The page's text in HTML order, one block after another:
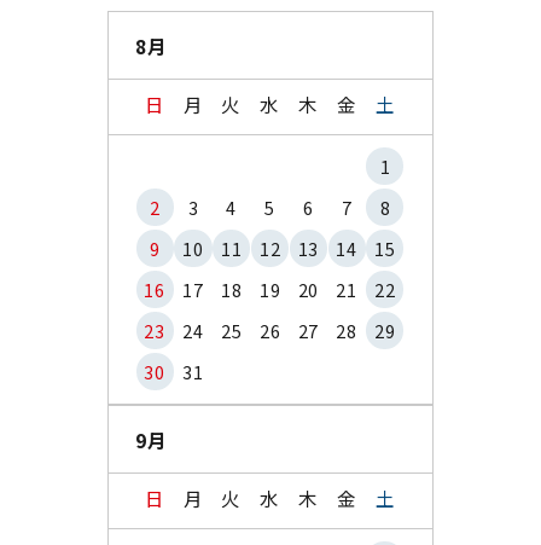
8月
日 月 火 水 木 金 土
1
2
3 4 5 6 7
8
9
10 11 12 13 14
15
16
17 18 19 20 21
22
23
24 25 26 27 28
29
30
31
9月
日 月 火 水 木 金 土